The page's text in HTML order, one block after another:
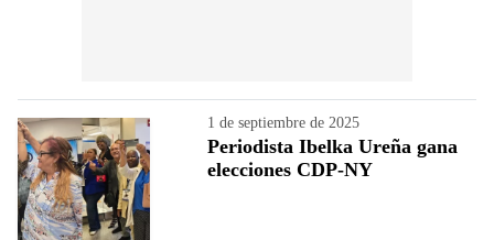
1 de septiembre de 2025
Periodista Ibelka Ureña gana
elecciones CDP-NY